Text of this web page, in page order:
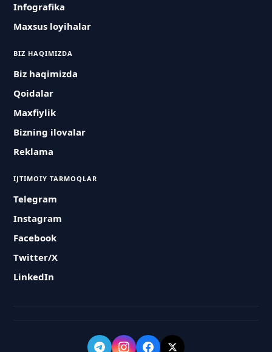
Infografika
Maxsus loyihalar
BIZ HAQIMIZDA
Biz haqimizda
Qoidalar
Maxfiylik
Bizning ilovalar
Reklama
IJTIMOIY TARMOQLAR
Telegram
Instagram
Facebook
Twitter/X
LinkedIn